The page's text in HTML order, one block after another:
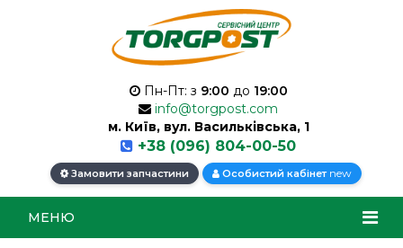
Пн-Пт: з 9:00 до 19:00
info@torgpost.com
м. Київ, вул. Васильківська, 1
+38 (096) 804-00-50
Замовити запчастини Особистий кабінет new
МЕНЮ